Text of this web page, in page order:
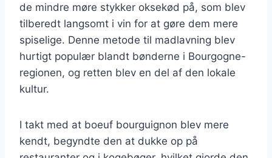
de mindre møre stykker oksekød på, som blev
tilberedt langsomt i vin for at gøre dem mere
spiselige. Denne metode til madlavning blev
hurtigt populær blandt bønderne i Bourgogne-
regionen, og retten blev en del af den lokale
kultur.
I takt med at boeuf bourguignon blev mere
kendt, begyndte den at dukke op på